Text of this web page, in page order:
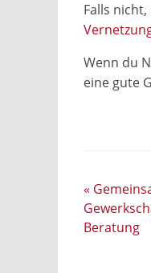
Falls
Wenn du
eine gute
«
Beratung